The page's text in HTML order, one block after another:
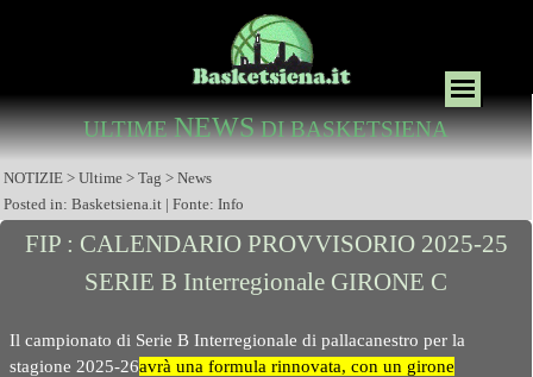
ULTIMENEWSDI BASKETSIENA
NOTIZIE > Ultime > Tag > News
Posted in: Basketsiena.it | Fonte: Info
FIP : CALENDARIO PROVVISORIO 2025-25
SERIE B Interregionale GIRONE C
Il campionato di Serie B Interregionale di pallacanestro per la
stagione 2025-26avrà una formula rinnovata, con un girone